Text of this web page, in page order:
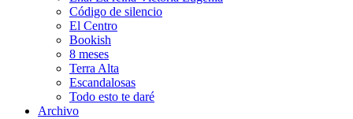
Código de silencio
El Centro
Bookish
8 meses
Terra Alta
Escandalosas
Todo esto te daré
Archivo